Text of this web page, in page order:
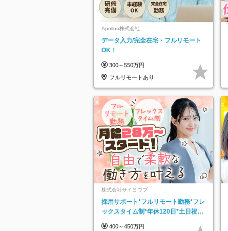
Apollon株式会社
データ入力/完全在宅・フルリモート
OK！
300～550万円
フルリモートあり
株式会社サイヨウブ
採用サポート*フルリモート勤務*フレ
ックスタイム制*年休120日*土日祝休
400～450万円